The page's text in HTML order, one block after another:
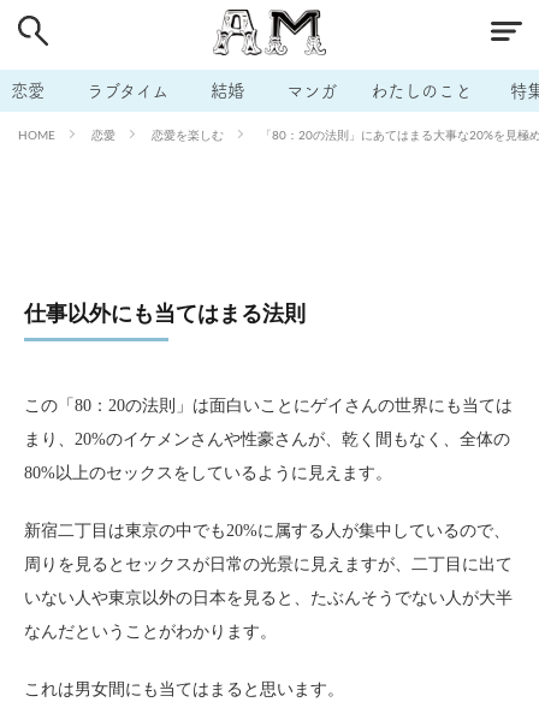
恋愛 ラブタイム 結婚 マンガ わたしのこと 特
HOME 恋愛 恋愛を楽しむ 「80：20の法則」にあてはまる大事な20%を見極
仕事以外にも当てはまる法則
この「80：20の法則」は面白いことにゲイさんの世界にも当ては
まり、20%のイケメンさんや性豪さんが、乾く間もなく、全体の
80%以上のセックスをしているように見えます。
新宿二丁目は東京の中でも20%に属する人が集中しているので、
周りを見るとセックスが日常の光景に見えますが、二丁目に出て
いない人や東京以外の日本を見ると、たぶんそうでない人が大半
なんだということがわかります。
これは男女間にも当てはまると思います。
# 男の本音 # セフレ
# 不倫 # 出会う方法 # マッチングアプリ
# ラブグッズ # 体の相性 # イケない